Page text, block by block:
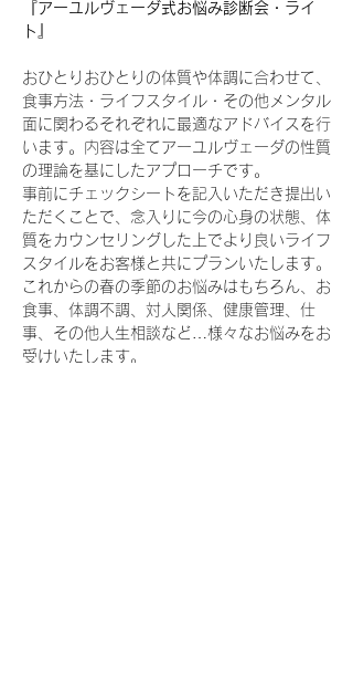
『アーユルヴェーダ式お悩み診断会・ライ
ト』
おひとりおひとりの体質や体調に合わせて、
食事方法・ライフスタイル・その他メンタル
面に関わるそれぞれに最適なアドバイスを行
います。内容は全てアーユルヴェーダの性質
の理論を基にしたアプローチです。
事前にチェックシートを記入いただき提出い
ただくことで、念入りに今の心身の状態、体
質をカウンセリングした上でより良いライフ
スタイルをお客様と共にプランいたします。
これからの春の季節のお悩みはもちろん、お
食事、体調不調、対人関係、健康管理、仕
事、その他人生相談など…様々なお悩みをお
受けいたします。